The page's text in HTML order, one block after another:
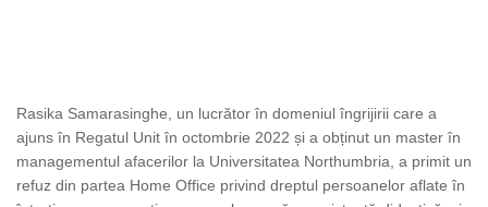
Rasika Samarasinghe, un lucrător în domeniul îngrijirii care a
ajuns în Regatul Unit în octombrie 2022 și a obținut un master în
managementul afacerilor la Universitatea Northumbria, a primit un
refuz din partea Home Office privind dreptul persoanelor aflate în